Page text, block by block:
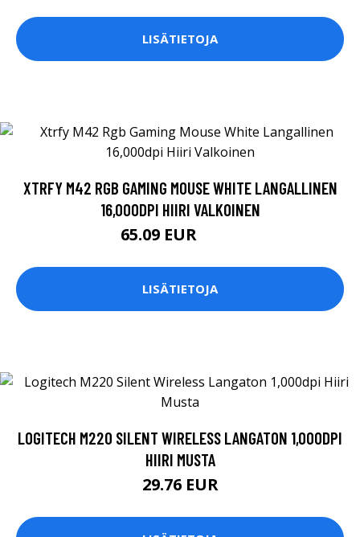
LISÄTIETOJA
XTRFY M42 RGB GAMING MOUSE WHITE LANGALLINEN
16,000DPI HIIRI VALKOINEN
65.09 EUR
LISÄTIETOJA
LOGITECH M220 SILENT WIRELESS LANGATON 1,000DPI
HIIRI MUSTA
29.76 EUR